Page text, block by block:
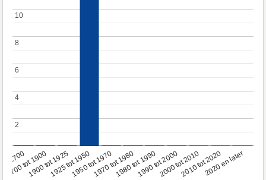
1700
1700 tot 1900
1900 tot 19251925 tot 19501950 tot 19701970 tot 19801980 tot 19901990 tot 20002000 tot 20102010 tot 20202020 en later
2
2
4
4
6
6
8
8
10
10